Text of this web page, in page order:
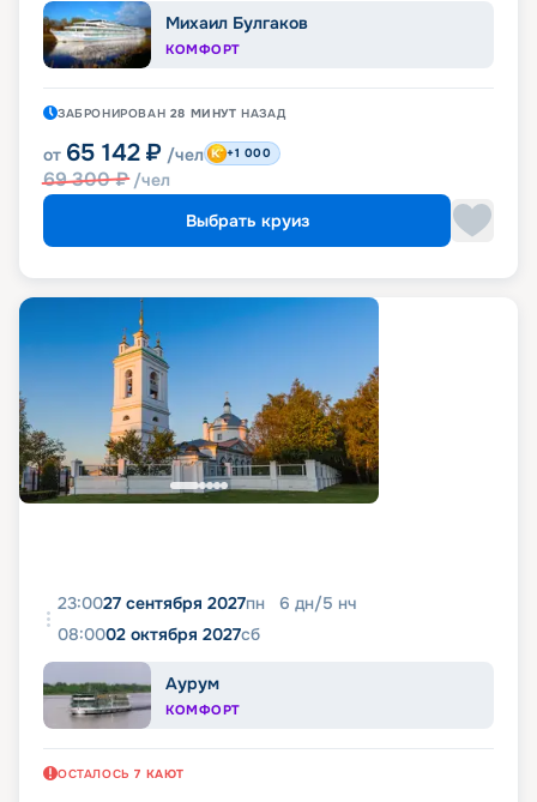
Михаил Булгаков
КОМФОРТ
ЗАБРОНИРОВАН 28 МИНУТ НАЗАД
от 65 142 ₽ /чел
69 300₽ /чел
+1 000
Выбрать круиз
23:0027 сентября 2027пн 6 дн/5 нч
08:0002 октября 2027сб
Аурум
КОМФОРТ
ОСТАЛОСЬ 7 КАЮТ